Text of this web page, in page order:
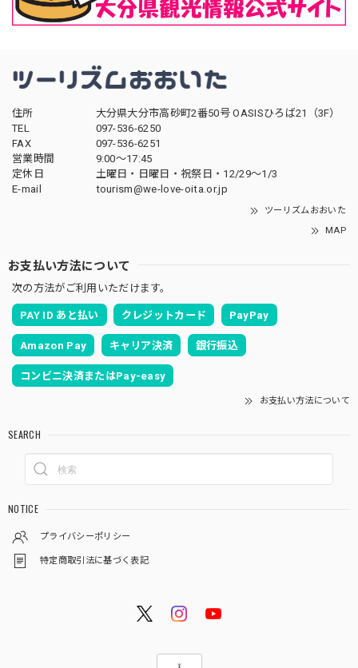
住所
大分県大分市高砂町2番50号 OASISひろば21（3F）
TEL
097-536-6250
FAX
097-536-6251
営業時間
9:00～17:45
定休日
土曜日・日曜日・祝祭日・12/29～1/3
E-mail
tourism@we-love-oita.or.jp
ツーリズムおおいた
MAP
お支払い方法について
次の方法がご利用いただけます。
PAY ID あと払い クレジットカード PayPay
Amazon Pay キャリア決済 銀行振込
コンビニ決済またはPay-easy
お支払い方法について
SEARCH
NOTICE
プライバシーポリシー
特定商取引法に基づく表記